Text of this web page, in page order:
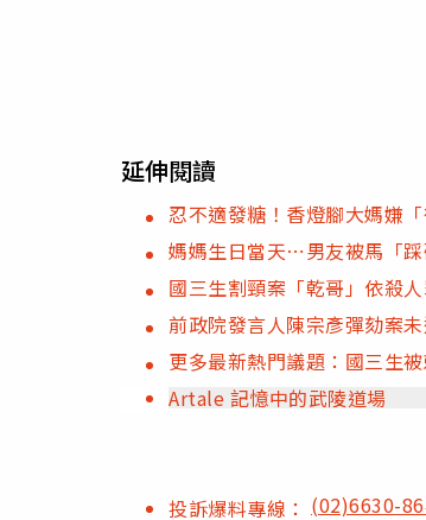
延伸閱讀
忍不適發糖！香燈腳大媽嫌
媽媽生日當天⋯男友被馬「
國三生割頸案「乾哥」依殺
前政院發言人陳宗彥彈劾案
更多最新熱門議題：國三生
Artale 記憶中的武陵道場
投訴爆料專線： (02)6630-